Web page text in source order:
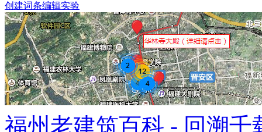
创建词条编辑实验
福州老建筑百科 - 回溯